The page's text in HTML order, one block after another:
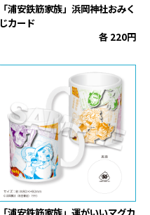
「浦安鉄筋家族」浜岡神社おみく
じカード
各 220円